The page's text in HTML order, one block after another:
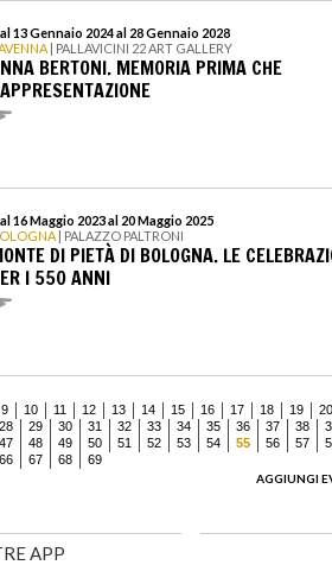
13 Gennaio 2024 al 28 Gennaio 2028
| PALLAVICINI 22 ART GALLERY
BERTONI. MEMORIA PRIMA CHE
16 Maggio 2023 al 20 Maggio 2025
| PALAZZO PALTRONI
DI PIETÀ DI BOLOGNA. LE
I 550 ANNI
9 10 11 12 13 14 15 16 17 18 19
20
28 29 30 31 32 33 34 35 36 37 38
47 48 49 50 51 52 53 54 55 56 57
66 67 68
69
AGGIUNGI
APP